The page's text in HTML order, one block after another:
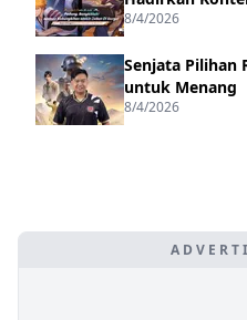
8/4/2026
Senjata Pilihan
untuk Menang
8/4/2026